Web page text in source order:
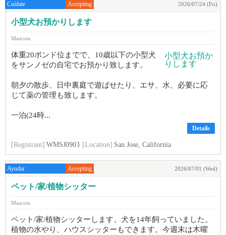
Cuídate Accepting 2026/07/24 (Fri)
小型犬お預かりします
Mascota
体重20ポンド位までで、10歳以下の小型犬
をサンノゼの自宅でお預かり致します。
朝夕の散歩、日中裏庭で遊ばせたり、エサ、水、必要に応
じて薬の管理も致します。
一泊(24時...
Details
[Registrant] WMSJ0903 [Location] San Jose, California
Ayudar Accepting 2026/07/01 (Wed)
ペット/家/植物シッター
Mascota
ペット/家/植物シッターします。犬を14年飼っていました。
植物の水やり、ハウスシッターもできます。今週末は木曜